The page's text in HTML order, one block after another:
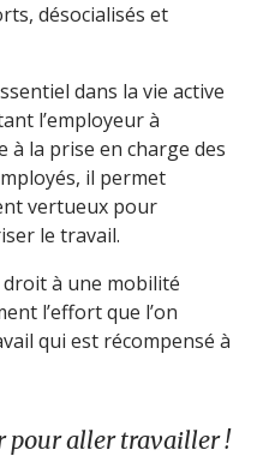
désocialisés et
dans la vie active
l’employeur à
à la prise en charge des
il permet
vertueux pour
le travail.
à une mobilité
l’effort que l’on
qui est récompensé à
pour aller travailler !